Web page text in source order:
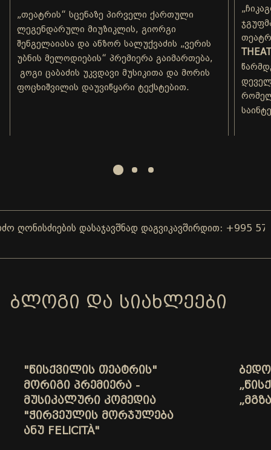
„თეატრის“ სცენაზე პირველი ქართული
ლეგენდარული მიუზიკლის, გიორგი
შენგელაიასა და ანზორ სალუქვაძის „ვერის
უბნის მელოდიების“ პრემიერა გაიმართება,
გოგი ცაბაძის უკვდავი მუსიკითა და მორის
ფოცხიშვილის დაუვიწყარი ტექსტებით.
დასაჯავშნად დაგვიკავშირდით: +995 577
ᲑᲚᲝᲒᲘ ᲓᲐ ᲡᲘᲐᲮᲚᲔᲔᲑᲘ
"ᲬᲘᲡᲥᲕᲘᲚᲘᲡ ᲗᲔᲐᲢᲠᲘᲡ"
ᲛᲝᲠᲘᲒᲘ ᲞᲠᲔᲛᲘᲔᲠᲐ -
ᲛᲣᲡᲘᲙᲐᲚᲣᲠᲘ ᲙᲝᲛᲔᲓᲘᲐ
"ᲭᲘᲠᲕᲔᲣᲚᲘᲡ ᲛᲝᲠᲯᲣᲚᲔᲑᲐ
ᲐᲜᲣ FELICITÀ"